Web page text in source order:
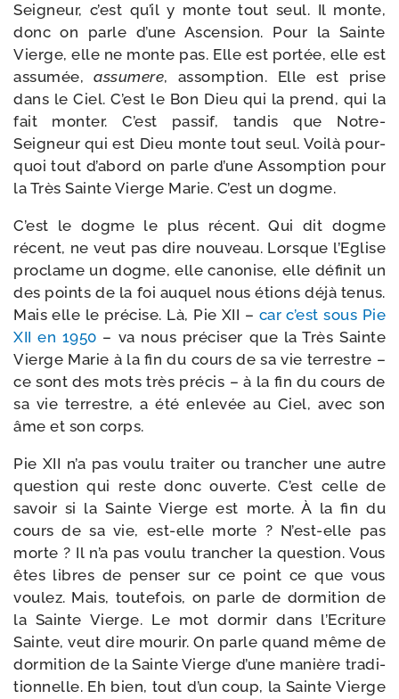
Seigneur, c’est qu’il y monte tout seul. Il monte,
donc on parle d’une Ascension. Pour la Sainte
Vierge, elle ne monte pas. Elle est por­tée, elle est
assu­mée,assu­mere, assomp­tion. Elle est prise
dans le Ciel. C’est le Bon Dieu qui la prend, qui la
fait mon­ter. C’est pas­sif, tan­dis que Notre-​
Seigneur qui est Dieu monte tout seul. Voilà pour­
quoi tout d’a­bord on parle d’une Assomption pour
la Très Sainte Vierge Marie. C’est un dogme.
C’est le dogme le plus récent. Qui dit dogme
récent, ne veut pas dire nou­veau. Lorsque l’Eglise
pro­clame un dogme, elle cano­nise, elle défi­nit un
des points de la foi auquel nous étions déjà tenus.
Mais elle le pré­cise. Là, Pie XII – car c’est sous Pie
XII en 1950 – va nous pré­ci­ser que la Très Sainte
Vierge Marie à la fin du cours de sa vie ter­restre –
ce sont des mots très pré­cis – à la fin du cours de
sa vie ter­restre, a été enle­vée au Ciel, avec son
âme et son corps.
Pie XII n’a pas vou­lu trai­ter ou tran­cher une autre
ques­tion qui reste donc ouverte. C’est celle de
savoir si la Sainte Vierge est morte. À la fin du
cours de sa vie, est-​elle morte ? N’est-​elle pas
morte ? Il n’a pas vou­lu tran­cher la ques­tion. Vous
êtes libres de pen­ser sur ce point ce que vous
vou­lez. Mais, tou­te­fois, on parle de dor­mi­tion de
la Sainte Vierge. Le mot dor­mir dans l’Ecriture
Sainte, veut dire mou­rir. On parle quand même de
dor­mi­tion de la Sainte Vierge d’une manière tra­di­
tion­nelle. Eh bien, tout d’un coup, la Sainte Vierge